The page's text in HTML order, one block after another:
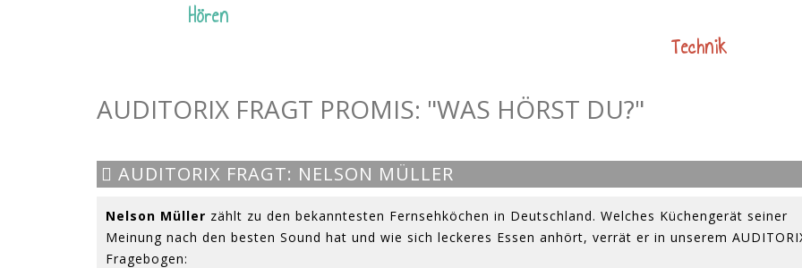
Hören
Technik
AUDITORIX FRAGT PROMIS: "WAS HÖRST DU?"
AUDITORIX FRAGT: NELSON MÜLLER
Nelson Müller zählt zu den bekanntesten Fernsehköchen in Deutschland. Welches Küchengerät seiner
Meinung nach den besten Sound hat und wie sich leckeres Essen anhört, verrät er in unserem
Fragebogen: